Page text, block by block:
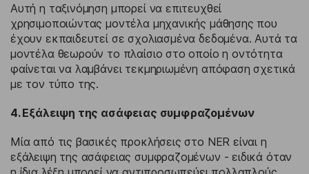
Αυτή η ταξινόμηση μπορεί να επιτευχθεί
χρησιμοποιώντας μοντέλα μηχανικής μάθησης που
έχουν εκπαιδευτεί σε σχολιασμένα δεδομένα. Αυτά τα
μοντέλα θεωρούν το πλαίσιο στο οποίο η οντότητα
φαίνεται να λαμβάνει τεκμηριωμένη απόφαση σχετικά
με τον τύπο της.
4. Εξάλειψη της ασάφειας συμφραζομένων
Μία από τις βασικές προκλήσεις στο NER είναι η
εξάλειψη της ασάφειας συμφραζομένων - ειδικά όταν